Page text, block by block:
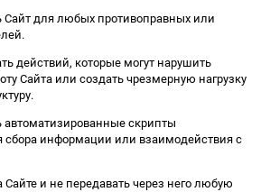
Сайт для любых противоправных или
действий, которые могут нарушить
Сайта или создать чрезмерную нагрузку
автоматизированные скрипты
информации или взаимодействия с
и не передавать через него любую